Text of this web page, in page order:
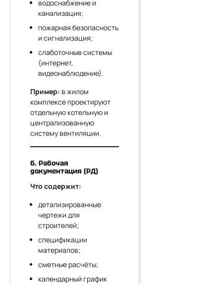
водоснабжение и
канализация;
пожарная безопасность
и сигнализация;
слаботочные системы
(интернет,
видеонаблюдение).
Пример: в жилом
комплексе проектируют
отдельную котельную и
централизованную
систему вентиляции.
6. Рабочая
документация (РД)
Что содержит:
детализированные
чертежи для
строителей;
спецификации
материалов;
сметные расчёты;
календарный график